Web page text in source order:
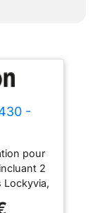
-
| avec
pour
2
Lockyvia,